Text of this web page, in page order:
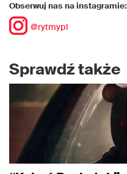
Obserwuj nas na instagramie:
@rytmypl
Sprawdź także